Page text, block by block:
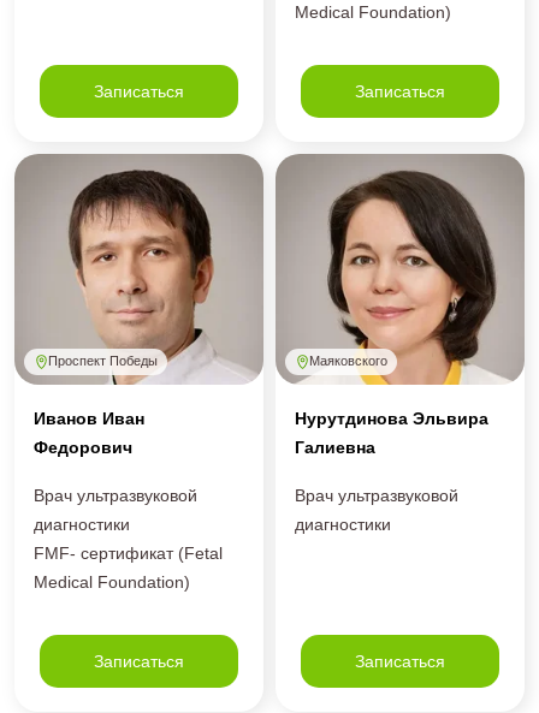
Записаться
Medical Foundation)
Записаться
Проспект Победы
Иванов Иван
Федорович
Врач ультразвуковой
диагностики
FMF- сертификат (Fetal
Medical Foundation)
Записаться
Маяковского
Нурутдинова Эльвира
Галиевна
Врач ультразвуковой
диагностики
Записаться